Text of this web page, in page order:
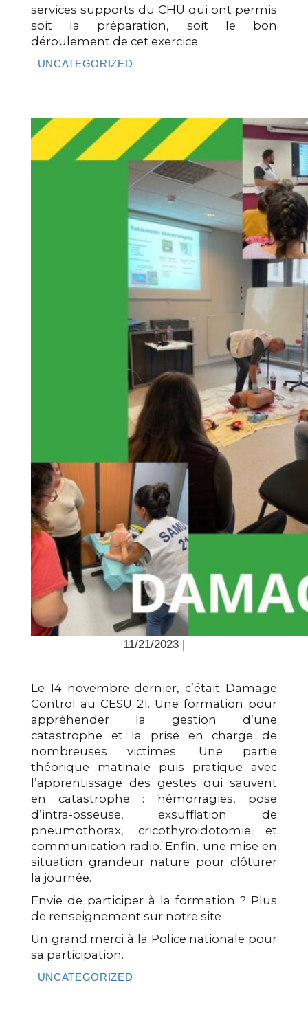
services supports du CHU qui ont permis
soit la préparation, soit le bon
déroulement de cet exercice.
UNCATEGORIZED
11/21/2023 |
Le 14 novembre dernier, c’était Damage
Control au CESU 21. Une formation pour
appréhender la gestion d’une
catastrophe et la prise en charge de
nombreuses victimes. Une partie
théorique matinale puis pratique avec
l’apprentissage des gestes qui sauvent
en catastrophe : hémorragies, pose
d’intra-osseuse, exsufflation de
pneumothorax, cricothyroidotomie et
communication radio. Enfin, une mise en
situation grandeur nature pour clôturer
la journée.
Envie de participer à la formation ? Plus
de renseignement sur notre site
Un grand merci à la Police nationale pour
sa participation.
UNCATEGORIZED